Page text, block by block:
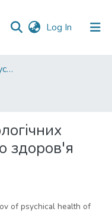
Log In (current)
01. Кваліфікаційні випускні роботи здобувачів вищої освіти
здоров'я
of psychical health of